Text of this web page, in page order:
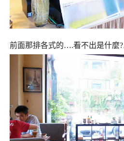
前面那排各式的….看不出是什麼